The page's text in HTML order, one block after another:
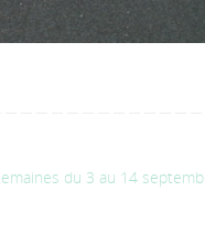
du 3 au 14